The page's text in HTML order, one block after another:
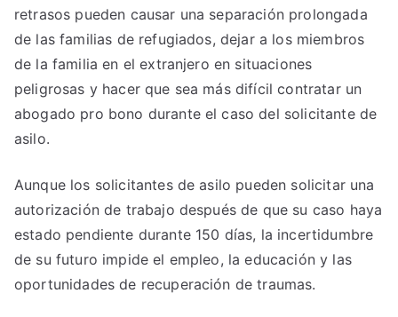
retrasos pueden causar una separación prolongada
de las familias de refugiados, dejar a los miembros
de la familia en el extranjero en situaciones
peligrosas y hacer que sea más difícil contratar un
abogado pro bono durante el caso del solicitante de
asilo.
Aunque los solicitantes de asilo pueden solicitar una
autorización de trabajo después de que su caso haya
estado pendiente durante 150 días, la incertidumbre
de su futuro impide el empleo, la educación y las
oportunidades de recuperación de traumas.